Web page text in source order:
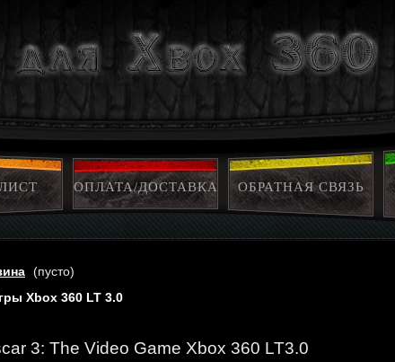
ОПЛАТА/ДОСТАВКА ОБРАТНАЯ СВЯЗЬ
(пусто)
Xbox 360 LT 3.0
3: The Video Game Xbox 360 LT3.0